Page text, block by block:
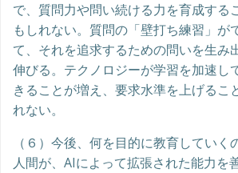
で、質問力や問い続ける力を育成する
もしれない。質問の「壁打ち練習」が
て、それを追求するための問いを生み
伸びる。テクノロジーが学習を加速し
きることが増え、要求水準を上げるこ
れない。
（６）今後、何を目的に教育していく
人間が、AIによって拡張された能力を